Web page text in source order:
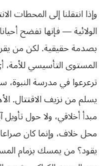
وإذا انتقلنا إلى المحطات
الولائية — فإنها تفضح
بصدمة حقيقية. لكن من
المستوى التأسيسي
ترعرعوا في مدرسة
يسلم من نزيف الاقتتال.
مبدأ أخلاقي، ولا حول
محل خلاف، وإنما كان
يقود؟ من يمسك بزمام